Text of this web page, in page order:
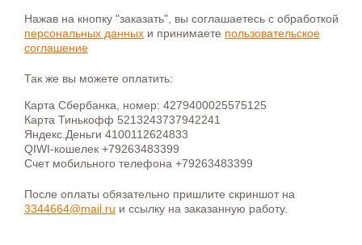
Нажав на кнопку "заказать", вы соглашаетесь с обработкой
персональных данных и принимаете пользовательское
соглашение
Так же вы можете оплатить:
Карта Сбербанка, номер: 4279400025575125
Карта Тинькофф 5213243737942241
Яндекс.Деньги 4100112624833
QIWI-кошелек +79263483399
Счет мобильного телефона +79263483399
После оплаты обязательно пришлите скриншот на
3344664@mail.ru и ссылку на заказанную работу.